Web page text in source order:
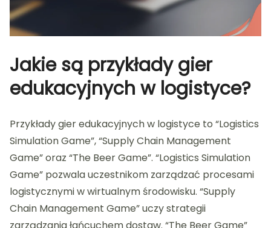
Jakie są przykłady gier
edukacyjnych w logistyce?
Przykłady gier edukacyjnych w logistyce to “Logistics
Simulation Game”, “Supply Chain Management
Game” oraz “The Beer Game”. “Logistics Simulation
Game” pozwala uczestnikom zarządzać procesami
logistycznymi w wirtualnym środowisku. “Supply
Chain Management Game” uczy strategii